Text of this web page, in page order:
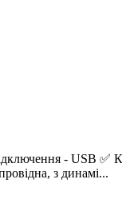
- USB ✅
з динамі...